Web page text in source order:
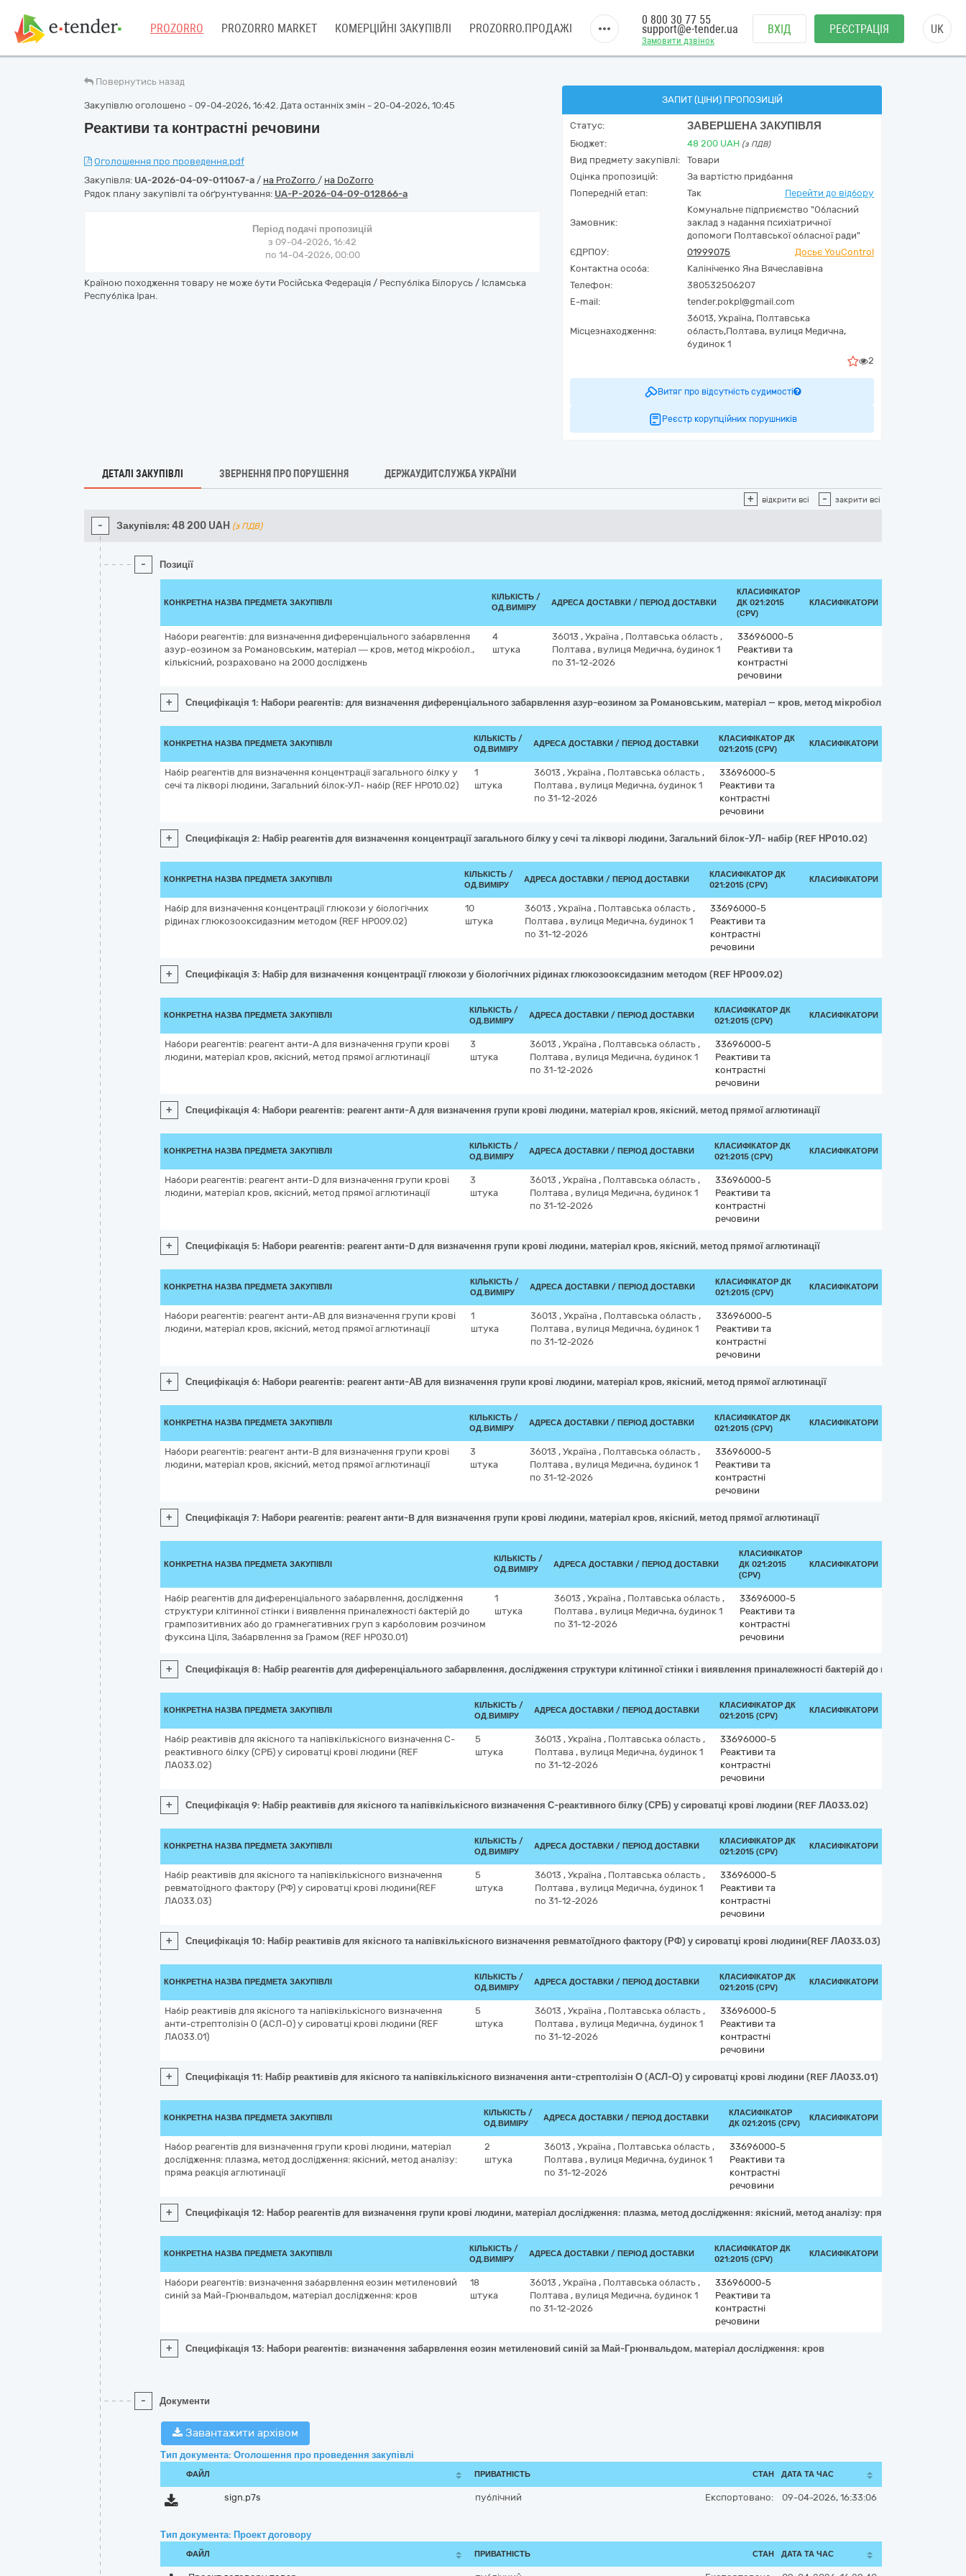
PROZORRO PROZORRO MARKET КОМЕРЦІЙНІ ЗАКУПІВЛІ PROZORRO.ПРОДАЖІ
Замовити дзвінок
0 800 30 77 55
support@e-tender.ua ВХІД РЕЄСТРАЦІЯ UK
Повернутись назад
Закупівлю оголошено - 09-04-2026, 16:42. Дата останніх змін - 20-04-2026, 10:45
Реактиви та контрастні речовини
Оголошення про проведення.pdf
Закупівля: UA-2026-04-09-011067-a / на ProZorro / на DoZorro
Рядок плану закупівлі та обґрунтування: UA-P-2026-04-09-012866-a
Період подачі пропозицій
з 09-04-2026, 16:42
по 14-04-2026, 00:00
Країною походження товару не може бути Російська Федерація / Республіка Білорусь / Ісламська
Республіка Іран.
ЗАПИТ (ЦІНИ) ПРОПОЗИЦІЙ
Статус: ЗАВЕРШЕНА ЗАКУПІВЛЯ
Бюджет: 48 200 UAH (з ПДВ)
Вид предмету закупівлі:
Товари
Оцінка пропозицій:
За вартістю придбання
Попередній етап:
Так Перейти до відбору
Замовник:
Комунальне підприємство "Обласний
заклад з надання психіатричної
допомоги Полтавської обласної ради"
ЄДРПОУ:
01999075
Досьє YouControl
Контактна особа:
Калініченко Яна Вячеславівна
Телефон:
380532506207
E-mail:
tender.pokpl@gmail.com
Місцезнаходження:
36013, Україна, Полтавська
область,Полтава, вулиця Медична,
будинок 1
2
Витяг про відсутність судимості
Реєстр корупційних порушників
ДЕТАЛІ ЗАКУПІВЛІ ЗВЕРНЕННЯ ПРО ПОРУШЕННЯ ДЕРЖАУДИТСЛУЖБА УКРАЇНИ
+ відкрити всі - закрити всі
- Закупівля: 48 200 UAH (з ПДВ)
- Позиції
КОНКРЕТНА НАЗВА ПРЕДМЕТА ЗАКУПІВЛІ
КІЛЬКІСТЬ /
ОД.ВИМІРУ
АДРЕСА ДОСТАВКИ / ПЕРІОД ДОСТАВКИ
КЛАСИФІКАТОР
ДК 021:2015
(CPV)
КЛАСИФІКАТОРИ
Набори реагентів: для визначення диференціального забарвлення
азур-еозином за Романовським, матеріал — кров, метод мікробіол.,
кількісний, розраховано на 2000 досліджень
4
штука
36013 , Україна , Полтавська область ,
Полтава , вулиця Медична, будинок 1
по 31-12-2026
33696000-5
Реактиви та
контрастні
речовини
+ Специфікація 1: Набори реагентів: для визначення диференціального забарвлення азур-еозином за Романовським, матеріал — кров, метод мікробіол., кількісний,
КОНКРЕТНА НАЗВА ПРЕДМЕТА ЗАКУПІВЛІ
КІЛЬКІСТЬ /
ОД.ВИМІРУ
АДРЕСА ДОСТАВКИ / ПЕРІОД ДОСТАВКИ
КЛАСИФІКАТОР ДК
021:2015 (CPV)
КЛАСИФІКАТОРИ
Набір реагентів для визначення концентрації загального білку у
сечі та лікворі людини, Загальний білок-УЛ- набір (REF НР010.02)
1
штука
36013 , Україна , Полтавська область ,
Полтава , вулиця Медична, будинок 1
по 31-12-2026
33696000-5
Реактиви та
контрастні
речовини
+ Специфікація 2: Набір реагентів для визначення концентрації загального білку у сечі та лікворі людини, Загальний білок-УЛ- набір (REF НР010.02)
КОНКРЕТНА НАЗВА ПРЕДМЕТА ЗАКУПІВЛІ
КІЛЬКІСТЬ /
ОД.ВИМІРУ
АДРЕСА ДОСТАВКИ / ПЕРІОД ДОСТАВКИ
КЛАСИФІКАТОР ДК
021:2015 (CPV)
КЛАСИФІКАТОРИ
Набір для визначення концентрації глюкози у біологічних
рідинах глюкозооксидазним методом (REF НР009.02)
10
штука
36013 , Україна , Полтавська область ,
Полтава , вулиця Медична, будинок 1
по 31-12-2026
33696000-5
Реактиви та
контрастні
речовини
+ Специфікація 3: Набір для визначення концентрації глюкози у біологічних рідинах глюкозооксидазним методом (REF НР009.02)
КОНКРЕТНА НАЗВА ПРЕДМЕТА ЗАКУПІВЛІ
КІЛЬКІСТЬ /
ОД.ВИМІРУ
АДРЕСА ДОСТАВКИ / ПЕРІОД ДОСТАВКИ
КЛАСИФІКАТОР ДК
021:2015 (CPV)
КЛАСИФІКАТОРИ
Набори реагентів: реагент анти-А для визначення групи крові
людини, матеріал кров, якісний, метод прямої аглютинації
3
штука
36013 , Україна , Полтавська область ,
Полтава , вулиця Медична, будинок 1
по 31-12-2026
33696000-5
Реактиви та
контрастні
речовини
+ Специфікація 4: Набори реагентів: реагент анти-А для визначення групи крові людини, матеріал кров, якісний, метод прямої аглютинації
КОНКРЕТНА НАЗВА ПРЕДМЕТА ЗАКУПІВЛІ
КІЛЬКІСТЬ /
ОД.ВИМІРУ
АДРЕСА ДОСТАВКИ / ПЕРІОД ДОСТАВКИ
КЛАСИФІКАТОР ДК
021:2015 (CPV)
КЛАСИФІКАТОРИ
Набори реагентів: реагент анти-D для визначення групи крові
людини, матеріал кров, якісний, метод прямої аглютинації
3
штука
36013 , Україна , Полтавська область ,
Полтава , вулиця Медична, будинок 1
по 31-12-2026
33696000-5
Реактиви та
контрастні
речовини
+ Специфікація 5: Набори реагентів: реагент анти-D для визначення групи крові людини, матеріал кров, якісний, метод прямої аглютинації
КОНКРЕТНА НАЗВА ПРЕДМЕТА ЗАКУПІВЛІ
КІЛЬКІСТЬ /
ОД.ВИМІРУ
АДРЕСА ДОСТАВКИ / ПЕРІОД ДОСТАВКИ
КЛАСИФІКАТОР ДК
021:2015 (CPV)
КЛАСИФІКАТОРИ
Набори реагентів: реагент анти-АВ для визначення групи крові
людини, матеріал кров, якісний, метод прямої аглютинації
1
штука
36013 , Україна , Полтавська область ,
Полтава , вулиця Медична, будинок 1
по 31-12-2026
33696000-5
Реактиви та
контрастні
речовини
+ Специфікація 6: Набори реагентів: реагент анти-АВ для визначення групи крові людини, матеріал кров, якісний, метод прямої аглютинації
КОНКРЕТНА НАЗВА ПРЕДМЕТА ЗАКУПІВЛІ
КІЛЬКІСТЬ /
ОД.ВИМІРУ
АДРЕСА ДОСТАВКИ / ПЕРІОД ДОСТАВКИ
КЛАСИФІКАТОР ДК
021:2015 (CPV)
КЛАСИФІКАТОРИ
Набори реагентів: реагент анти-B для визначення групи крові
людини, матеріал кров, якісний, метод прямої аглютинації
3
штука
36013 , Україна , Полтавська область ,
Полтава , вулиця Медична, будинок 1
по 31-12-2026
33696000-5
Реактиви та
контрастні
речовини
+ Специфікація 7: Набори реагентів: реагент анти-B для визначення групи крові людини, матеріал кров, якісний, метод прямої аглютинації
КОНКРЕТНА НАЗВА ПРЕДМЕТА ЗАКУПІВЛІ
КІЛЬКІСТЬ /
ОД.ВИМІРУ
АДРЕСА ДОСТАВКИ / ПЕРІОД ДОСТАВКИ
КЛАСИФІКАТОР
ДК 021:2015
(CPV)
КЛАСИФІКАТОРИ
Набір реагентів для диференціального забарвлення, дослідження
структури клітинної стінки і виявлення приналежності бактерій до
грампозитивних або до грамнегативних груп з карболовим розчином
фуксина Ціля, Забарвлення за Грамом (REF НР030.01)
1
штука
36013 , Україна , Полтавська область ,
Полтава , вулиця Медична, будинок 1
по 31-12-2026
33696000-5
Реактиви та
контрастні
речовини
+ Специфікація 8: Набір реагентів для диференціального забарвлення, дослідження структури клітинної стінки і виявлення приналежності бактерій до
КОНКРЕТНА НАЗВА ПРЕДМЕТА ЗАКУПІВЛІ
КІЛЬКІСТЬ /
ОД.ВИМІРУ
АДРЕСА ДОСТАВКИ / ПЕРІОД ДОСТАВКИ
КЛАСИФІКАТОР ДК
021:2015 (CPV)
КЛАСИФІКАТОРИ
Набір реактивів для якісного та напівкількісного визначення С-
реактивного білку (СРБ) у сироватці крові людини (REF
ЛА033.02)
5
штука
36013 , Україна , Полтавська область ,
Полтава , вулиця Медична, будинок 1
по 31-12-2026
33696000-5
Реактиви та
контрастні
речовини
+ Специфікація 9: Набір реактивів для якісного та напівкількісного визначення С-реактивного білку (СРБ) у сироватці крові людини (REF ЛА033.02)
КОНКРЕТНА НАЗВА ПРЕДМЕТА ЗАКУПІВЛІ
КІЛЬКІСТЬ /
ОД.ВИМІРУ
АДРЕСА ДОСТАВКИ / ПЕРІОД ДОСТАВКИ
КЛАСИФІКАТОР ДК
021:2015 (CPV)
КЛАСИФІКАТОРИ
Набір реактивів для якісного та напівкількісного визначення
ревматоїдного фактору (РФ) у сироватці крові людини(REF
ЛА033.03)
5
штука
36013 , Україна , Полтавська область ,
Полтава , вулиця Медична, будинок 1
по 31-12-2026
33696000-5
Реактиви та
контрастні
речовини
+ Специфікація 10: Набір реактивів для якісного та напівкількісного визначення ревматоїдного фактору (РФ) у сироватці крові людини(REF ЛА033.03)
КОНКРЕТНА НАЗВА ПРЕДМЕТА ЗАКУПІВЛІ
КІЛЬКІСТЬ /
ОД.ВИМІРУ
АДРЕСА ДОСТАВКИ / ПЕРІОД ДОСТАВКИ
КЛАСИФІКАТОР ДК
021:2015 (CPV)
КЛАСИФІКАТОРИ
Набір реактивів для якісного та напівкількісного визначення
анти-стрептолізін О (АСЛ-О) у сироватці крові людини (REF
ЛА033.01)
5
штука
36013 , Україна , Полтавська область ,
Полтава , вулиця Медична, будинок 1
по 31-12-2026
33696000-5
Реактиви та
контрастні
речовини
+ Специфікація 11: Набір реактивів для якісного та напівкількісного визначення анти-стрептолізін О (АСЛ-О) у сироватці крові людини (REF ЛА033.01)
КОНКРЕТНА НАЗВА ПРЕДМЕТА ЗАКУПІВЛІ
КІЛЬКІСТЬ /
ОД.ВИМІРУ
АДРЕСА ДОСТАВКИ / ПЕРІОД ДОСТАВКИ
КЛАСИФІКАТОР
ДК 021:2015 (CPV)
КЛАСИФІКАТОРИ
Набор реагентів для визначення групи крові людини, матеріал
дослідження: плазма, метод дослідження: якісний, метод аналізу:
пряма реакція аглютинації
2
штука
36013 , Україна , Полтавська область ,
Полтава , вулиця Медична, будинок 1
по 31-12-2026
33696000-5
Реактиви та
контрастні
речовини
+ Специфікація 12: Набор реагентів для визначення групи крові людини, матеріал дослідження: плазма, метод дослідження: якісний, метод аналізу: пряма реакція
КОНКРЕТНА НАЗВА ПРЕДМЕТА ЗАКУПІВЛІ
КІЛЬКІСТЬ /
ОД.ВИМІРУ
АДРЕСА ДОСТАВКИ / ПЕРІОД ДОСТАВКИ
КЛАСИФІКАТОР ДК
021:2015 (CPV)
КЛАСИФІКАТОРИ
Набори реагентів: визначення забарвлення еозин метиленовий
синій за Май-Грюнвальдом, матеріал дослідження: кров
18
штука
36013 , Україна , Полтавська область ,
Полтава , вулиця Медична, будинок 1
по 31-12-2026
33696000-5
Реактиви та
контрастні
речовини
+ Специфікація 13: Набори реагентів: визначення забарвлення еозин метиленовий синій за Май-Грюнвальдом, матеріал дослідження: кров
- Документи
Завантажити архівом
Тип документа: Оголошення про проведення закупівлі
ФАЙЛ ПРИВАТНІСТЬ СТАН ДАТА ТА ЧАС
sign.p7s публічний Експортовано: 09-04-2026, 16:33:06
Тип документа: Проект договору
ФАЙЛ ПРИВАТНІСТЬ СТАН ДАТА ТА ЧАС